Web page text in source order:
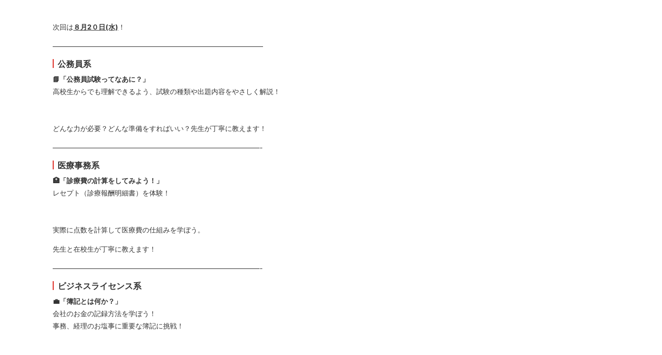
次回は ８月2０日(水) ！
——————————————————————————————–
公務員系
📘「公務員試験ってなあに？」
高校生からでも理解できるよう、試験の種類や出題内容をやさしく解説！
どんな力が必要？どんな準備をすればいい？先生が丁寧に教えます！
——————————————————————————————-
医療事務系
🏥「診療費の計算をしてみよう！」
レセプト（診療報酬明細書）を体験！
実際に点数を計算して医療費の仕組みを学ぼう。
先生と在校生が丁寧に教えます！
——————————————————————————————-
ビジネスライセンス系
💼「簿記とは何か？」
会社のお金の記録方法を学ぼう！
事務、経理のお塩事に重要な簿記に挑戦！